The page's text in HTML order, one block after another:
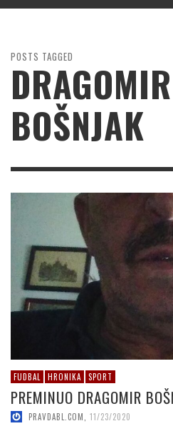
POSTS TAGGED
DRAGOMIR
BOŠNJAK
FUDBAL HRONIKA SPORT
PREMINUO DRAGOMIR
PRAVDABL.COM 11/23/2020